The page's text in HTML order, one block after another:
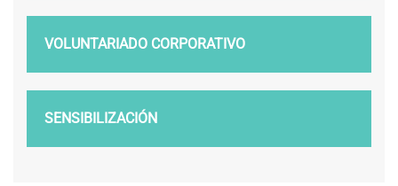
VOLUNTARIADO CORPORATIVO
SENSIBILIZACIÓN